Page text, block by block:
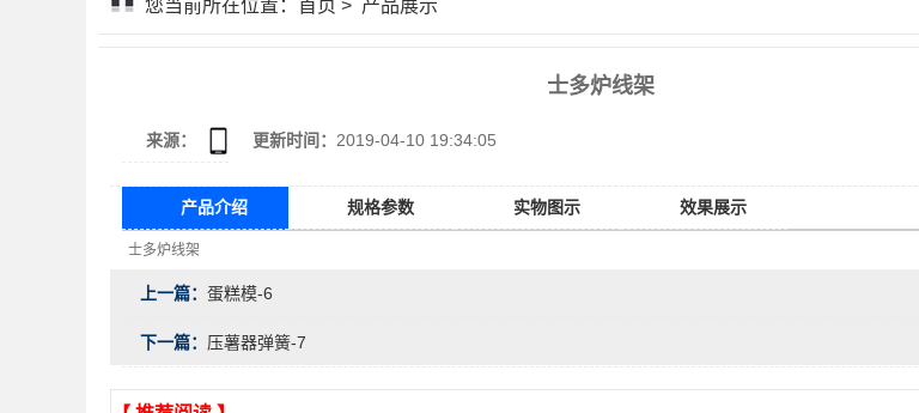
您当前所在位置： 首页 > 产品展示
士多炉线架
来源： 更新时间： 2019-04-10 19:34:05
产品介绍 规格参数 实物图示 效果展示
士多炉线架
上一篇： 蛋糕模-6
下一篇： 压薯器弹簧-7